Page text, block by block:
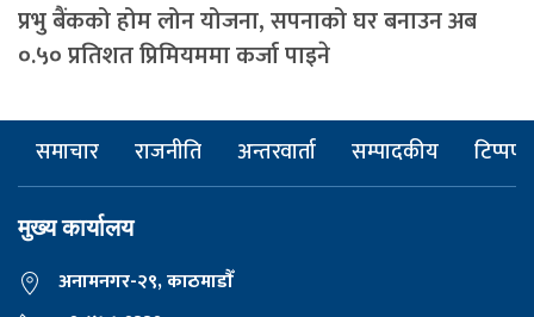
प्रभु बैंकको होम लोन योजना, सपनाको घर बनाउन अब
०.५० प्रतिशत प्रिमियममा कर्जा पाइने
समाचार राजनीति अन्तरवार्ता सम्पादकीय टिप्पणी
मुख्य कार्यालय
अनामनगर-२९, काठमाडाैँ